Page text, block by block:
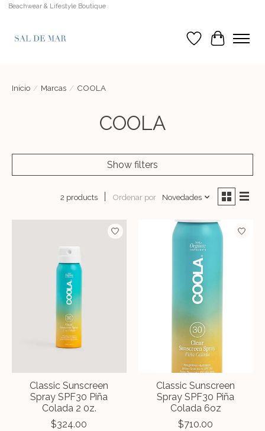
Beachwear & Lifestyle Boutique
Lista de deseos
Cesta
Inicio / Marcas / COOLA
COOLA
Show filters
2 products Ordenar por Novedades
Classic Sunscreen
Spray SPF30 Piña
Colada 2 0z.
$324.00
Classic Sunscreen
Spray SPF30 Piña
Colada 6oz
$710.00